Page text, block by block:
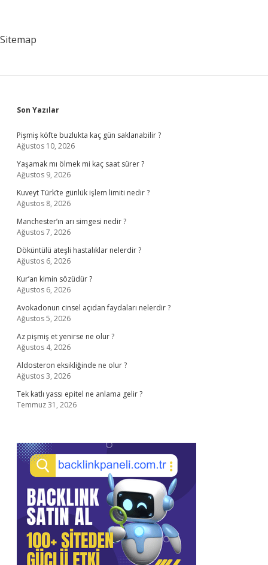
Sitemap
Sidebar
Son Yazılar
Pişmiş köfte buzlukta kaç gün saklanabilir ?
Ağustos 10, 2026
Yaşamak mı ölmek mi kaç saat sürer ?
Ağustos 9, 2026
Kuveyt Türk’te günlük işlem limiti nedir ?
Ağustos 8, 2026
Manchester’ın arı simgesi nedir ?
Ağustos 7, 2026
Döküntülü ateşli hastalıklar nelerdir ?
Ağustos 6, 2026
Kur’an kimin sözüdür ?
Ağustos 6, 2026
Avokadonun cinsel açıdan faydaları nelerdir ?
Ağustos 5, 2026
Az pişmiş et yenirse ne olur ?
Ağustos 4, 2026
Aldosteron eksikliğinde ne olur ?
Ağustos 3, 2026
Tek katlı yassı epitel ne anlama gelir ?
Temmuz 31, 2026